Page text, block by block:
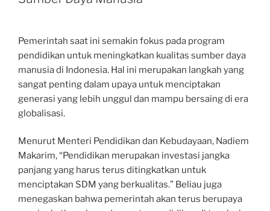
Pemerintah saat ini semakin fokus pada program
pendidikan untuk meningkatkan kualitas sumber daya
manusia di Indonesia. Hal ini merupakan langkah yang
sangat penting dalam upaya untuk menciptakan
generasi yang lebih unggul dan mampu bersaing di era
globalisasi.
Menurut Menteri Pendidikan dan Kebudayaan, Nadiem
Makarim, “Pendidikan merupakan investasi jangka
panjang yang harus terus ditingkatkan untuk
menciptakan SDM yang berkualitas.” Beliau juga
menegaskan bahwa pemerintah akan terus berupaya